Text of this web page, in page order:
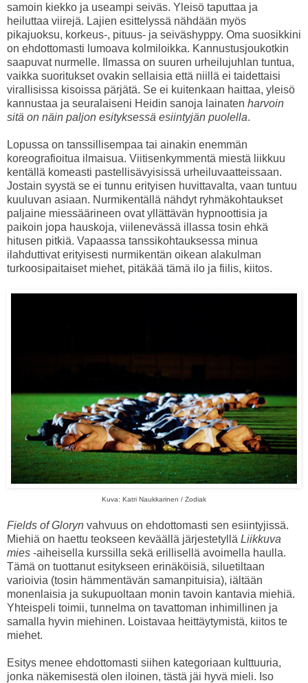
samoin kiekko ja useampi seiväs. Yleisö taputtaa ja
heiluttaa viirejä. Lajien esittelyssä nähdään myös
pikajuoksu, korkeus-, pituus- ja seiväshyppy. Oma suosikkini
on ehdottomasti lumoava kolmiloikka. Kannustusjoukotkin
saapuvat nurmelle. Ilmassa on suuren urheilujuhlan tuntua,
vaikka suoritukset ovakin sellaisia että niillä ei taidettaisi
virallisissa kisoissa pärjätä. Se ei kuitenkaan haittaa, yleisö
kannustaa ja seuralaiseni Heidin sanoja lainaten harvoin
sitä on näin paljon esityksessä esiintyjän puolella.
Lopussa on tanssillisempaa tai ainakin enemmän
koreografioitua ilmaisua. Viitisenkymmentä miestä liikkuu
kentällä komeasti pastellisävyisissä urheiluvaatteissaan.
Jostain syystä se ei tunnu erityisen huvittavalta, vaan tuntuu
kuuluvan asiaan. Nurmikentällä nähdyt ryhmäkohtaukset
paljaine miessäärineen ovat yllättävän hypnoottisia ja
paikoin jopa hauskoja, viilenevässä illassa tosin ehkä
hitusen pitkiä. Vapaassa tanssikohtauksessa minua
ilahduttivat erityisesti nurmikentän oikean alakulman
turkoosipaitaiset miehet, pitäkää tämä ilo ja fiilis, kiitos.
Kuva: Katri Naukkarinen / Zodiak
Fields of Gloryn vahvuus on ehdottomasti sen esiintyjissä.
Miehiä on haettu teokseen keväällä järjestetyllä Liikkuva
mies -aiheisella kurssilla sekä erillisellä avoimella haulla.
Tämä on tuottanut esitykseen erinäköisiä, siluetiltaan
varioivia (tosin hämmentävän samanpituisia), iältään
monenlaisia ja sukupuoltaan monin tavoin kantavia miehiä.
Yhteispeli toimii, tunnelma on tavattoman inhimillinen ja
samalla hyvin miehinen. Loistavaa heittäytymistä, kiitos te
miehet.
Esitys menee ehdottomasti siihen kategoriaan kulttuuria,
jonka näkemisestä olen iloinen, tästä jäi hyvä mieli. Iso